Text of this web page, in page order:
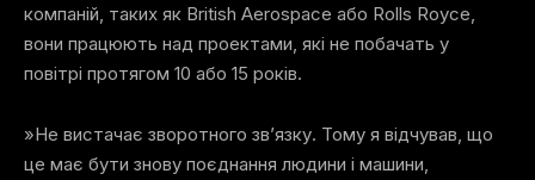
компаній, таких як British Aerospace або Rolls Royce,
вони працюють над проектами, які не побачать у
повітрі протягом 10 або 15 років.
»Не вистачає зворотного зв’язку. Тому я відчував, що
це має бути знову поєднання людини і машини,